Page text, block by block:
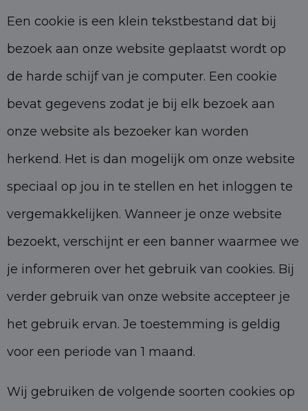
Een cookie is een klein tekstbestand dat bij
bezoek aan onze website geplaatst wordt op
de harde schijf van je computer. Een cookie
bevat gegevens zodat je bij elk bezoek aan
onze website als bezoeker kan worden
herkend. Het is dan mogelijk om onze website
speciaal op jou in te stellen en het inloggen te
vergemakkelijken. Wanneer je onze website
bezoekt, verschijnt er een banner waarmee we
je informeren over het gebruik van cookies. Bij
verder gebruik van onze website accepteer je
het gebruik ervan. Je toestemming is geldig
voor een periode van 1 maand.
Wij gebruiken de volgende soorten cookies op